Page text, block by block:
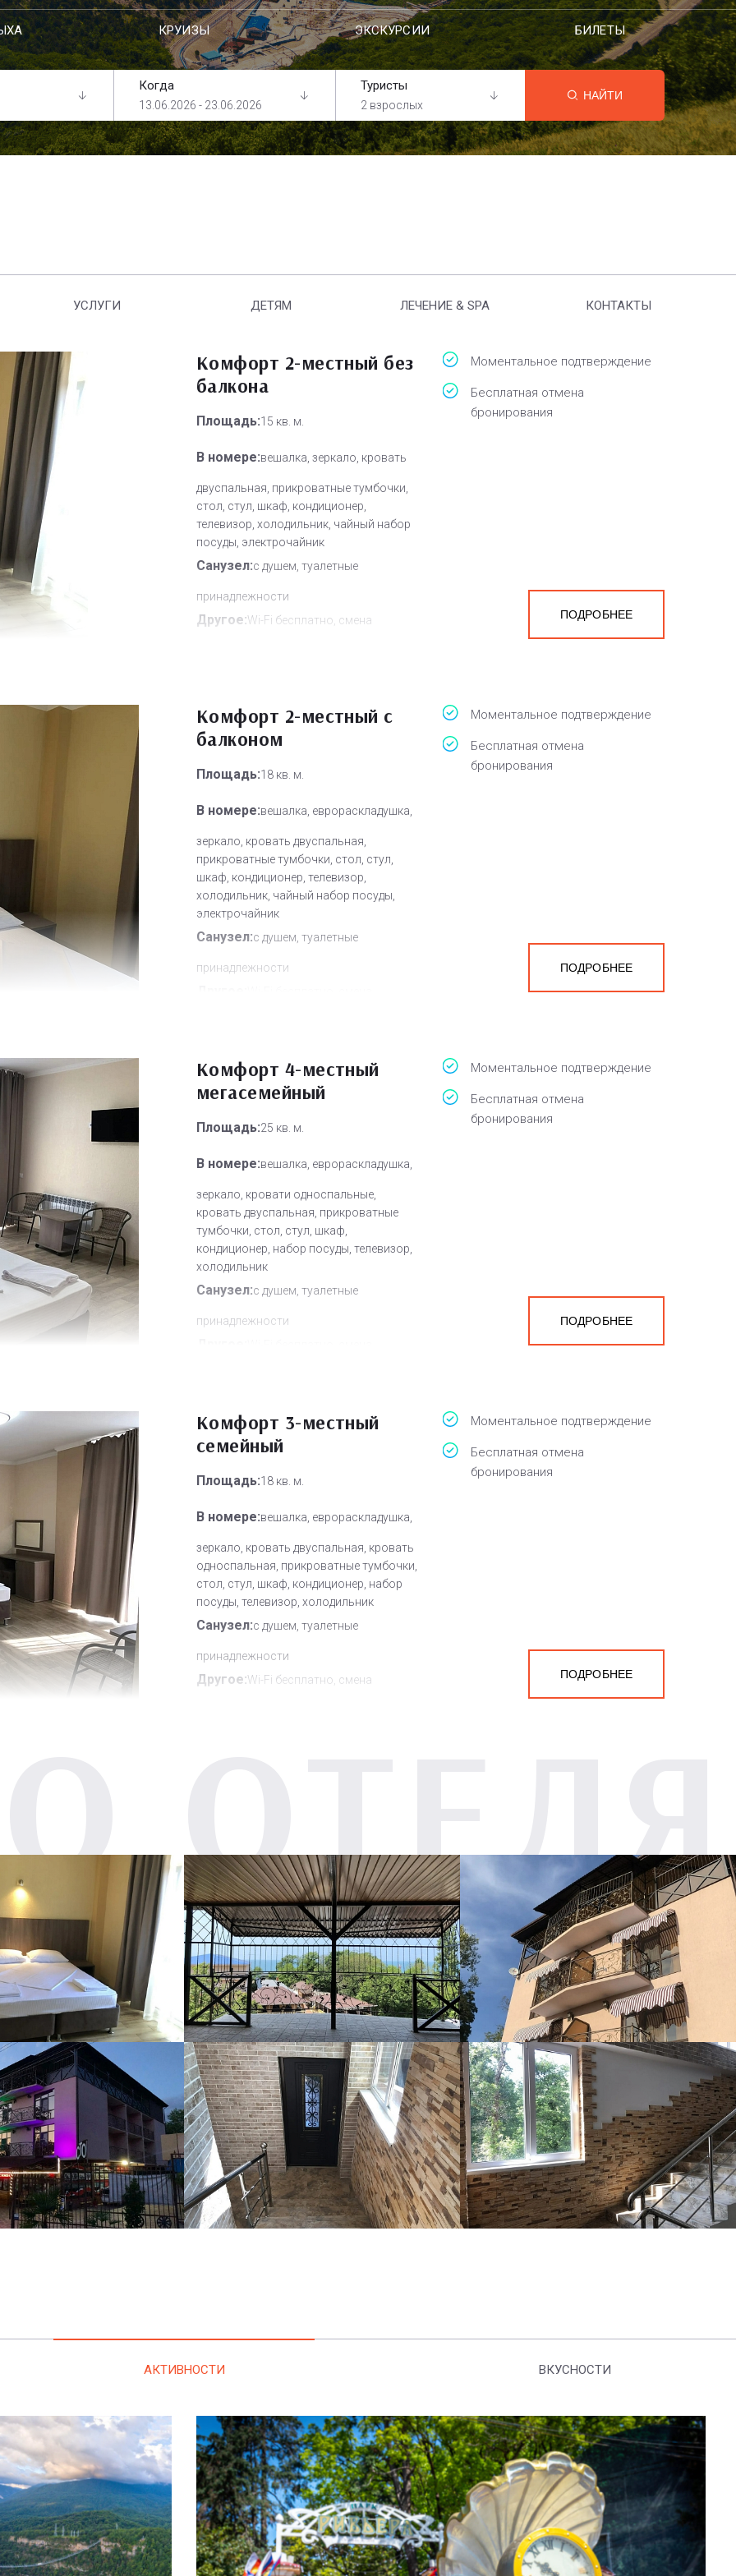
КРУИЗЫ ЭКСКУРСИИ БИЛЕТЫ
Когда
13.06.2026 - 23.06.2026
Туристы
2 взрослых
НАЙТИ
УСЛУГИ ДЕТЯМ ЛЕЧЕНИЕ & SPA КОНТАКТЫ
Комфорт 2-местный без
балкона
Площадь:15 кв. м.
В номере:вешалка, зеркало, кровать
двуспальная, прикроватные тумбочки,
стол, стул, шкаф, кондиционер,
телевизор, холодильник, чайный набор
посуды, электрочайник
Санузел:с душем, туалетные
принадлежности
Другое:Wi-Fi бесплатно, смена
Моментальное подтверждение
Бесплатная отмена
бронирования
ПОДРОБНЕЕ
Комфорт 2-местный с
балконом
Площадь:18 кв. м.
В номере:вешалка, еврораскладушка,
зеркало, кровать двуспальная,
прикроватные тумбочки, стол, стул,
шкаф, кондиционер, телевизор,
холодильник, чайный набор посуды,
электрочайник
Санузел:с душем, туалетные
принадлежности
Дополнительное место:1
Моментальное подтверждение
Бесплатная отмена
бронирования
ПОДРОБНЕЕ
Комфорт 4-местный
мегасемейный
Площадь:25 кв. м.
В номере:вешалка, еврораскладушка,
зеркало, кровати односпальные,
кровать двуспальная, прикроватные
тумбочки, стол, стул, шкаф,
кондиционер, набор посуды, телевизор,
холодильник
Санузел:с душем, туалетные
принадлежности
Дополнительное место:1
Моментальное подтверждение
Бесплатная отмена
бронирования
ПОДРОБНЕЕ
Комфорт 3-местный
семейный
Площадь:18 кв. м.
В номере:вешалка, еврораскладушка,
зеркало, кровать двуспальная, кровать
односпальная, прикроватные тумбочки,
стол, стул, шкаф, кондиционер, набор
посуды, телевизор, холодильник
Санузел:с душем, туалетные
принадлежности
Другое:Wi-Fi бесплатно, смена
Моментальное подтверждение
Бесплатная отмена
бронирования
ПОДРОБНЕЕ
ОТЕЛЯ
АКТИВНОСТИ ВКУСНОСТИ